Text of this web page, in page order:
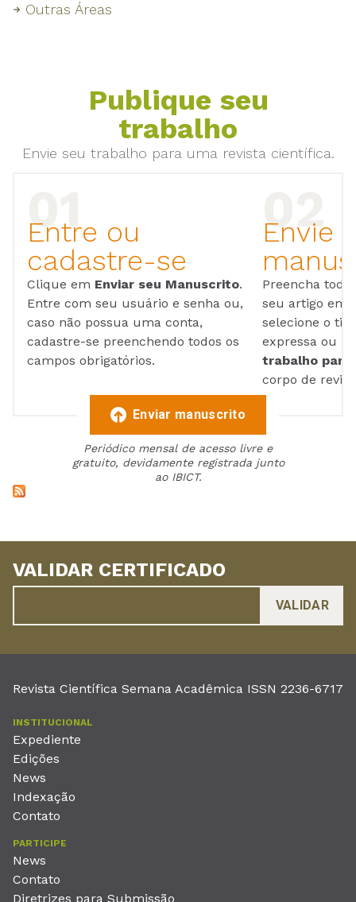
Outras Áreas
Publique seu
trabalho
Envie seu trabalho para uma revista científica.
Entre ou
cadastre-se
Clique em Enviar seu Manuscrito.
Entre com seu usuário e senha ou,
caso não possua uma conta,
cadastre-se preenchendo todos os
campos obrigatórios.
Envie
Preencha
seu artigo em
selecione o
expressa ou
trabalho para
corpo de
Enviar manuscrito
Periódico mensal de acesso livre e
gratuito, devidamente registrada junto
ao IBICT.
VALIDAR CERTIFICADO
Revista Científica Semana Acadêmica ISSN 2236-6717
INSTITUCIONAL
Expediente
Edições
News
Indexação
Contato
PARTICIPE
News
Contato
Diretrizes para Submissão